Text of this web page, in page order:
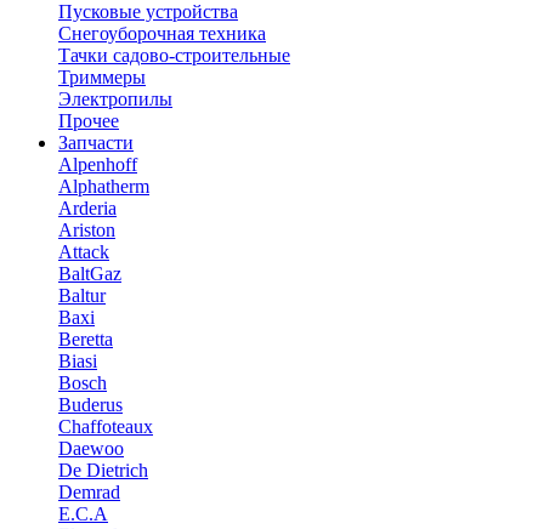
Пусковые устройства
Снегоуборочная техника
Тачки садово-строительные
Триммеры
Электропилы
Прочее
Запчасти
Alpenhoff
Alphatherm
Arderia
Ariston
Attack
BaltGaz
Baltur
Baxi
Beretta
Biasi
Bosch
Buderus
Chaffoteaux
Daewoo
De Dietrich
Demrad
E.C.A